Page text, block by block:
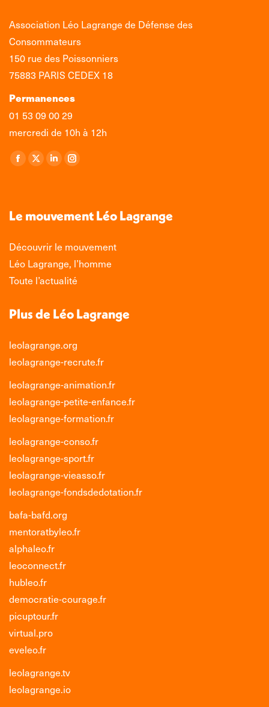
Association Léo Lagrange de Défense des
Consommateurs
150 rue des Poissonniers
75883 PARIS CEDEX 18
Permanences
01 53 09 00 29
mercredi de 10h à 12h
Retrouvez-nous sur :
La
s'ouvre
une
nouvelle
fenêtre
La
s'ouvre
une
fenêtre
La
s'ouvre
une
nouvelle
fenêtre
La
s'ouvre
une
nouvelle
fenêtre
Le mouvement Léo Lagrange
Découvrir le mouvement
Léo Lagrange, l’homme
Toute l’actualité
Plus de Léo Lagrange
leolagrange.org
leolagrange-recrute.fr
leolagrange-animation.fr
leolagrange-petite-enfance.fr
leolagrange-formation.fr
leolagrange-conso.fr
leolagrange-sport.fr
leolagrange-vieasso.fr
leolagrange-fondsdedotation.fr
bafa-bafd.org
mentoratbyleo.fr
alphaleo.fr
leoconnect.fr
hubleo.fr
democratie-courage.fr
picuptour.fr
virtual.pro
eveleo.fr
leolagrange.tv
leolagrange.io